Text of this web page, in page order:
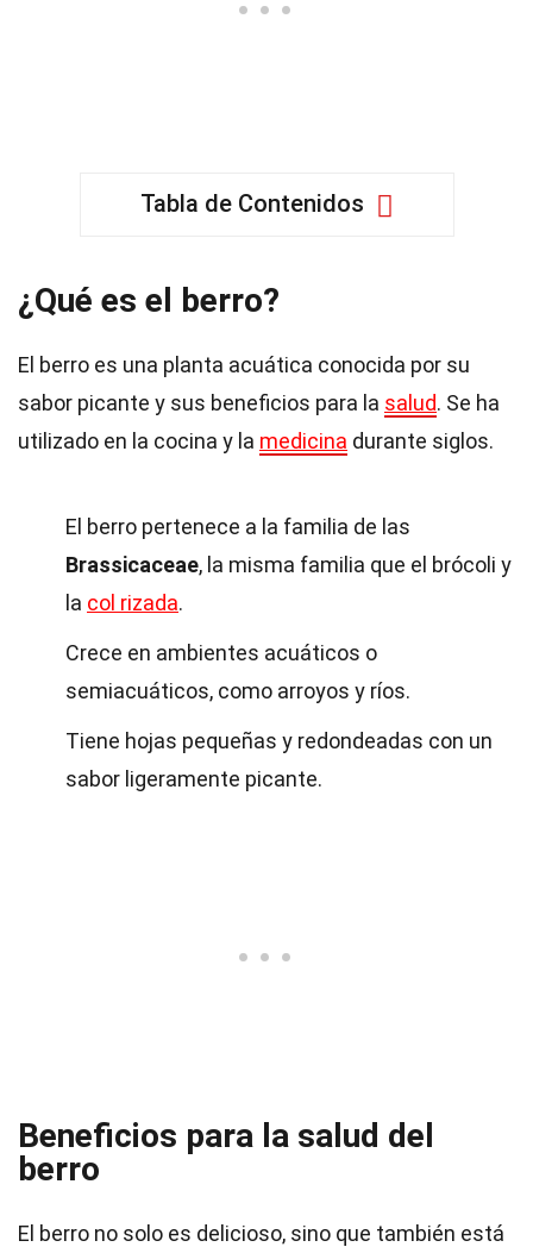
Tabla de Contenidos
¿Qué es el berro?
El berro es una planta acuática conocida por su
sabor picante y sus beneficios para la salud. Se ha
utilizado en la cocina y la medicina durante siglos.
El berro pertenece a la familia de las
Brassicaceae, la misma familia que el brócoli y
la col rizada.
Crece en ambientes acuáticos o
semiacuáticos, como arroyos y ríos.
Tiene hojas pequeñas y redondeadas con un
sabor ligeramente picante.
Beneficios para la salud del
berro
El berro no solo es delicioso, sino que también está